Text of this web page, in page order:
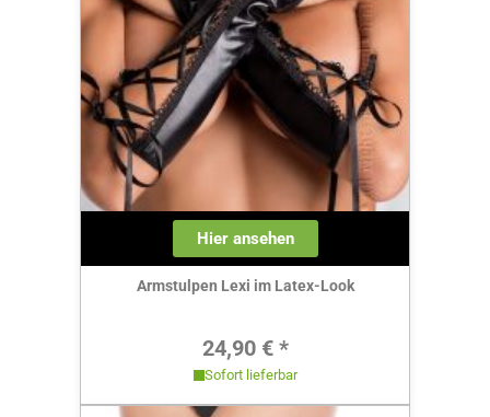
Hier ansehen
Armstulpen Lexi im Latex-Look
Regulärer Preis:
24,90 € *
Sofort lieferbar